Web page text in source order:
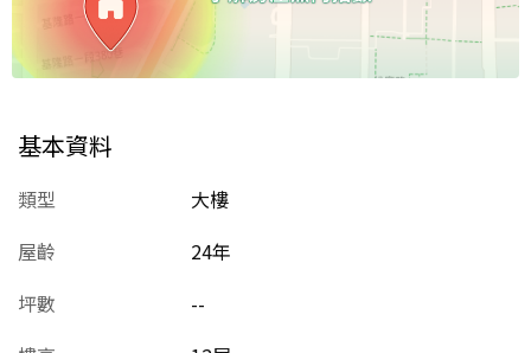
基本資料
類型
大樓
屋齡
24年
坪數
--